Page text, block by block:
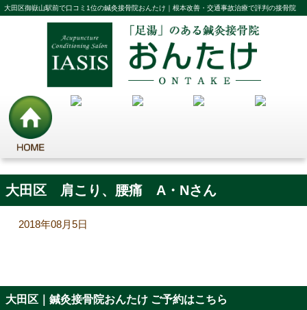
大田区御嶽山駅前で口コミ1位の鍼灸接骨院おんたけ｜根本改善・交通事故治療で評判の接骨院
大田区 肩こり、腰痛 A・Nさん
2018年08月5日
大田区｜鍼灸接骨院おんたけ ご予約はこちら